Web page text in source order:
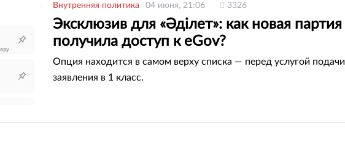
Внутренняя политика 04 июня, 21:06 3326
Эксклюзив для «Әділет»: как новая партия
получила доступ к eGov?
Опция находится в самом верху списка — перед услугой подачи
заявления в 1 класс.